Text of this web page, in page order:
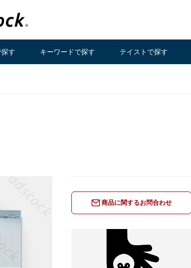
す キーワードで探す テイストで探す
商品に関するお問合わせ